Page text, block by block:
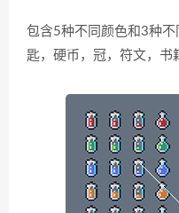
包含5种不同颜色和3种
匙，硬币，冠，符文，